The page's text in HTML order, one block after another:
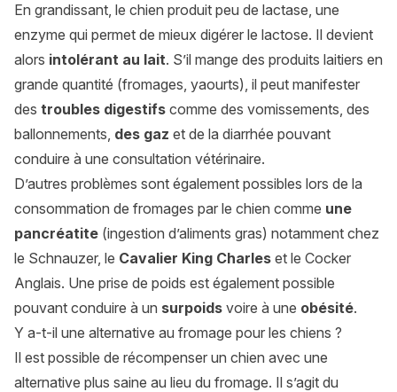
En grandissant, le chien produit peu de lactase, une
enzyme qui permet de mieux digérer le lactose. Il devient
alors intolérant au lait. S’il mange des produits laitiers en
grande quantité (fromages, yaourts), il peut manifester
des troubles digestifs comme des vomissements, des
ballonnements, des gaz et de la diarrhée pouvant
conduire à une consultation vétérinaire.
D’autres problèmes sont également possibles lors de la
consommation de fromages par le chien comme une
pancréatite (ingestion d’aliments gras) notamment chez
le Schnauzer, le Cavalier King Charles et le Cocker
Anglais. Une prise de poids est également possible
pouvant conduire à un surpoids voire à une obésité.
Y a-t-il une alternative au fromage pour les chiens ?
Il est possible de récompenser un chien avec une
alternative plus saine au lieu du fromage. Il s’agit du